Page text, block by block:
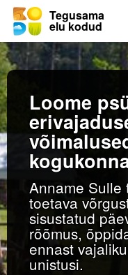
Tegusama
elu kodud
Lihtsas keeles
Ligipääsetavus
Avaleht
Kodud
Loome
Anname Sulle
toetava
sisustatud
rõõmus,
ennast
unistusi.